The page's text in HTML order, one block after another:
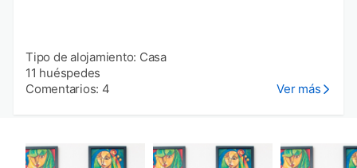
Tipo de alojamiento: Casa
11 huéspedes
Comentarios: 4
Ver más